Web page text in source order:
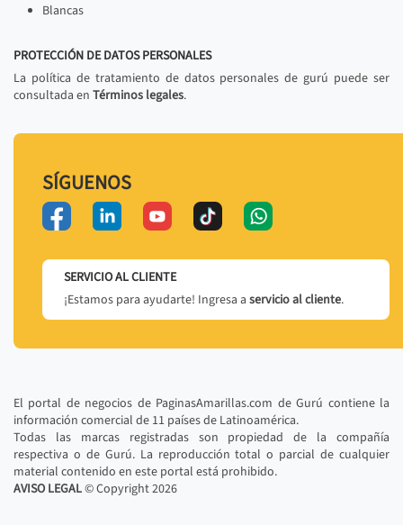
Blancas
PROTECCIÓN DE DATOS PERSONALES
La política de tratamiento de datos personales de gurú puede ser
consultada en Términos legales.
SÍGUENOS
SERVICIO AL CLIENTE
¡Estamos para ayudarte! Ingresa a servicio al cliente.
El portal de negocios de PaginasAmarillas.com de Gurú contiene la
información comercial de 11 países de Latinoamérica.
Todas las marcas registradas son propiedad de la compañía
respectiva o de Gurú. La reproducción total o parcial de cualquier
material contenido en este portal está prohibido.
AVISO LEGAL© Copyright2026